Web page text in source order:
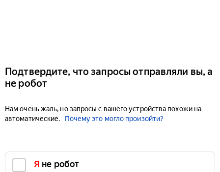
Подтвердите, что запросы отправляли вы, а
не робот
Нам очень жаль, но запросы с вашего устройства похожи на
автоматические.
Почему это могло произойти?
Я не робот